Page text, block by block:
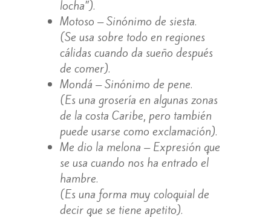
locha”).
Motoso – Sinónimo de siesta.
(Se usa sobre todo en regiones
cálidas cuando da sueño después
de comer).
Mondá – Sinónimo de pene.
(Es una grosería en algunas zonas
de la costa Caribe, pero también
puede usarse como exclamación).
Me dio la melona – Expresión que
se usa cuando nos ha entrado el
hambre.
(Es una forma muy coloquial de
decir que se tiene apetito).